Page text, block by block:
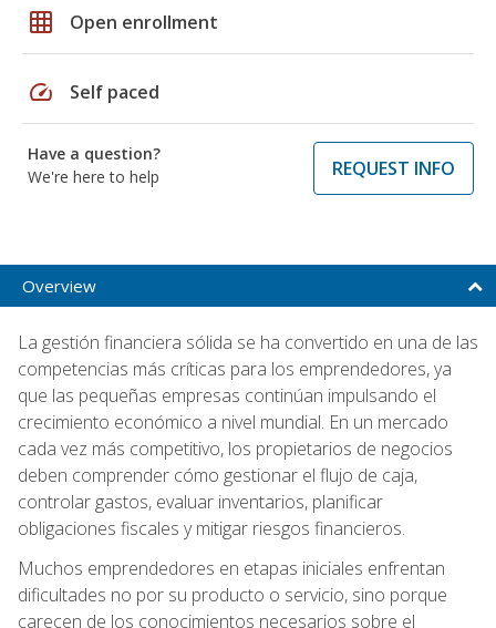
grid_on Open enrollment
speed Self paced
Have a question?
We're here to help
REQUEST INFO
Overview
La gestión financiera sólida se ha convertido en una de las
competencias más críticas para los emprendedores, ya
que las pequeñas empresas continúan impulsando el
crecimiento económico a nivel mundial. En un mercado
cada vez más competitivo, los propietarios de negocios
deben comprender cómo gestionar el flujo de caja,
controlar gastos, evaluar inventarios, planificar
obligaciones fiscales y mitigar riesgos financieros.
Muchos emprendedores en etapas iniciales enfrentan
dificultades no por su producto o servicio, sino porque
carecen de los conocimientos necesarios sobre el